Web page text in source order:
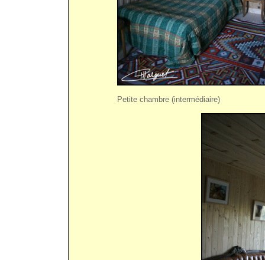
Petite chambre (intermédiaire)